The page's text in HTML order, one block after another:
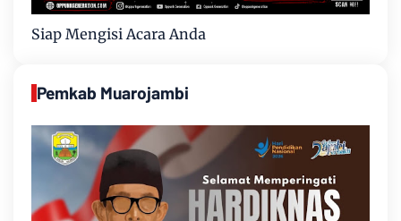
Siap Mengisi Acara Anda
Pemkab Muarojambi